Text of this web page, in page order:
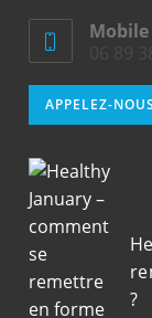
Mobile
06 89
APPELEZ-
?